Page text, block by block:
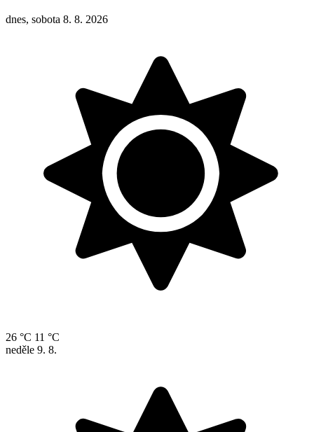
dnes, sobota 8. 8. 2026
26 °C 11 °C
neděle 9. 8.